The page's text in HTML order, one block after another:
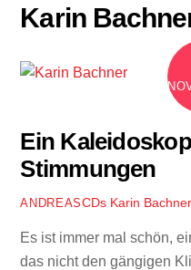
Karin
Ein
Stimmungen
ANDREASCDs Karin Bachner
Es ist immer mal schön,
das nicht den gängigen